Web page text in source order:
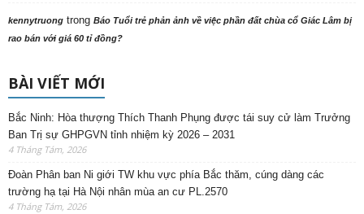
kennytruong trong Báo Tuổi trẻ phản ảnh về việc phần đất chùa cổ Giác Lâm bị
rao bán với giá 60 tỉ đồng?
BÀI VIẾT MỚI
Bắc Ninh: Hòa thượng Thích Thanh Phụng được tái suy cử làm Trưởng
Ban Trị sự GHPGVN tỉnh nhiệm kỳ 2026 – 2031
4 Tháng Tám, 2026
Đoàn Phân ban Ni giới TW khu vực phía Bắc thăm, cúng dàng các
trường hạ tại Hà Nội nhân mùa an cư PL.2570
4 Tháng Tám, 2026